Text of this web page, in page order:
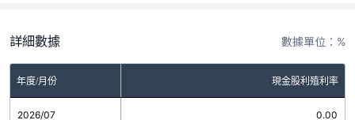
詳細數據 數據單位：%
年度/月份 現金股利殖利率
2026/07 0.00